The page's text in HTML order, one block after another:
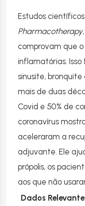
Estudos
Pharmacotherapy
comprovam que
inflamatórias.
sinusite, bronquite
mais de duas
Covid e 50% de
coronavírus
aceleraram a
adjuvante. Ele
própolis, os
aos que não
Dados